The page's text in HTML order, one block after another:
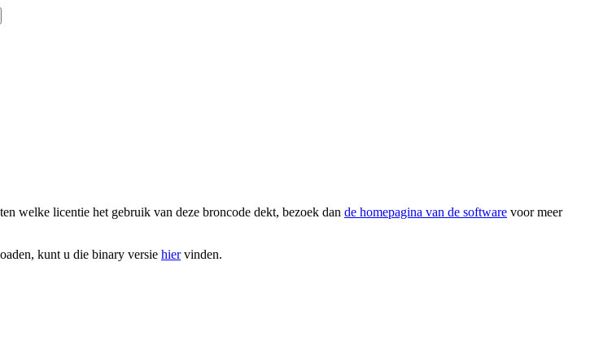
welke licentie het gebruik van deze broncode dekt, bezoek dan de homepagina van de software voor meer
kunt u die binary versie hiervinden.